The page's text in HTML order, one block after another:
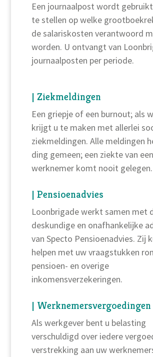
Een journaalpost wordt
te stellen op welke
de salariskosten verantwoord
worden. U ontvangt van
journaalposten per periode.
| Ziekmeldingen
Een griepje of een burnout; als
krijgt u te maken met allerlei
ziekmeldingen. Alle meldingen
ding gemeen; een ziekte van een
werknemer komt nooit gelegen.
| Pensioenadvies
Loonbrigade werkt samen met
deskundige en onafhankelijke
van Specto Pensioenadvies. Zij
helpen met uw vraagstukken
pensioen- en overige
inkomensverzekeringen.
| Werknemersvergoedingen
Als werkgever bent u belasting
verschuldigd over iedere
verstrekking aan uw